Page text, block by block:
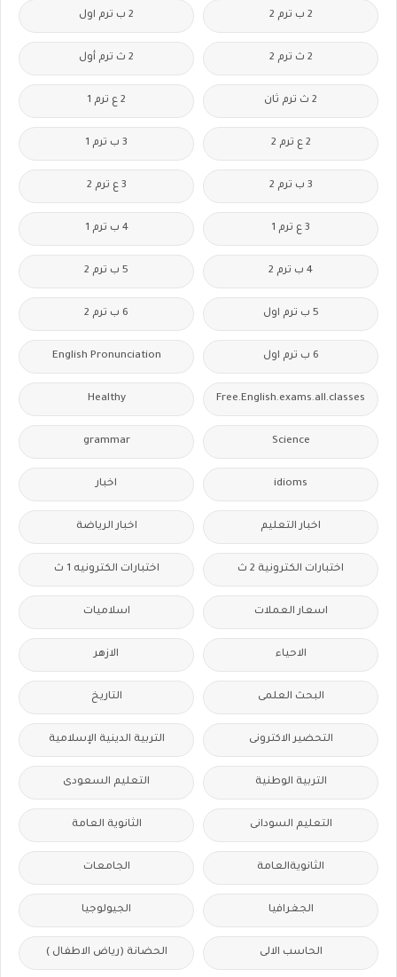
2 ب ترم 2 2 ب ترم اول
2 ث ترم 2 2 ث ترم أول
2 ث ترم ثان 2 ع ترم 1
2 ع ترم 2 3 ب ترم 1
3 ب ترم 2 3 ع ترم 2
3 ع ترم 1 4 ب ترم 1
4 ب ترم 2 5 ب ترم 2
5 ب ترم اول 6 ب ترم 2
6 ب ترم اول English Pronunciation
Free.English.exams.all.classes
Healthy
Science
grammar
idioms اخبار
اخبار التعليم اخبار الرياضة
اختبارات الكترونية 2 ث اختبارات الكترونيه 1 ث
اسعار العملات اسلاميات
الاحياء الازهر
البحث العلمى التاريخ
التحضير الاكترونى التربية الدينية الإسلامية
التربية الوطنية التعليم السعودى
التعليم السودانى الثانوية العامة
الثانويةالعامة الجامعات
الجغرافيا الجيولوجيا
الحاسب الالى الحضانة (رياض الاطفال )